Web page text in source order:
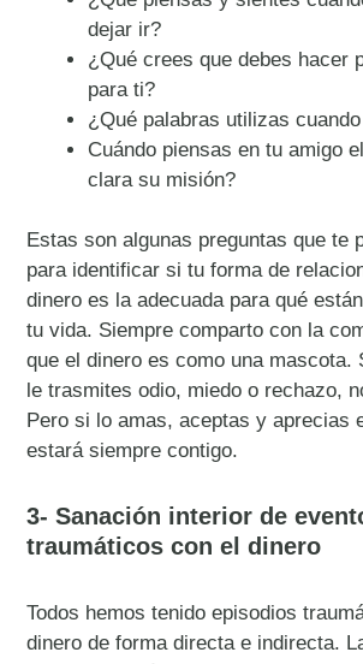
dejar ir?
¿Qué crees que debes hacer
para ti?
¿Qué palabras utilizas
Cuándo piensas en tu amigo
clara su misión?
Estas son algunas preguntas que te
para identificar si tu forma de
dinero es la adecuada para qué
tu vida. Siempre comparto con la
que el dinero es como una mascota.
le trasmites odio, miedo o rechazo,
Pero si lo amas, aceptas y aprecias
estará siempre contigo.
3- Sanación interior de
traumáticos con el dinero
Todos hemos tenido episodios
dinero de forma directa e indirecta.